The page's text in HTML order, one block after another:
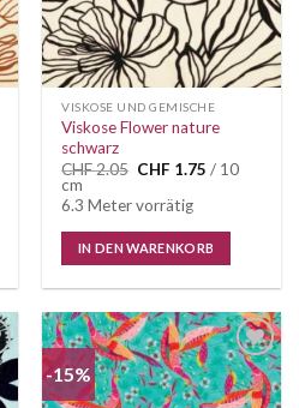
VISKOSE UND GEMISCHE
Viskose Flower nature
schwarz
CHF2.05 Ursprünglicher
war:
CHF 2.05
CHF 1.75 Aktueller
/ 10
cm
6.3 Meter vorrätig
IN DEN WARENKORB
-15%